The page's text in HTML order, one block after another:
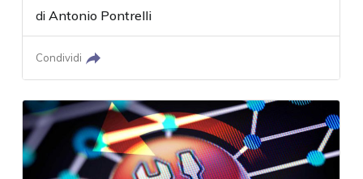
diAntonio Pontrelli
Condividi